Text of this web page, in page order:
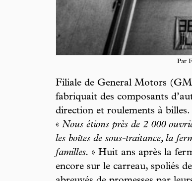
Par
Filiale de General Motors
fabriquait des composants
direction et roulements à
« Nous étions près de 2 000
les boîtes de sous-traitance, la
familles. » Huit ans après la
encore sur le carreau, spoliés